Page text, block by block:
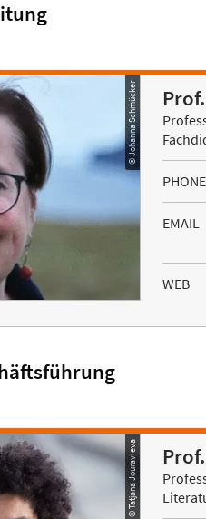
© Johanna Schmücker
PHONE
EMAIL
WEB
© Tatjana Jouravleva